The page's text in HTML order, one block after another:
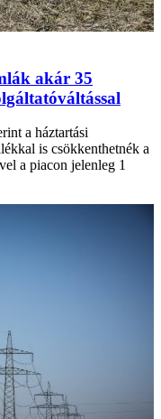
akár 35
a háztartási
is csökkenthetnék a
a piacon jelenleg 1